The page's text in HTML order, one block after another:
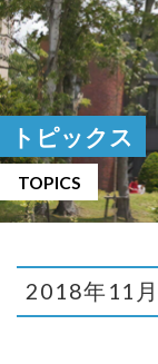
トピックス
TOPICS
2018年11